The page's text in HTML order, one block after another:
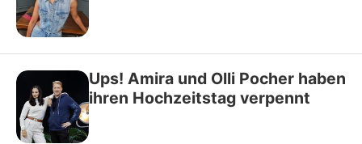
Ups! Amira und Olli Pocher haben
ihren Hochzeitstag verpennt